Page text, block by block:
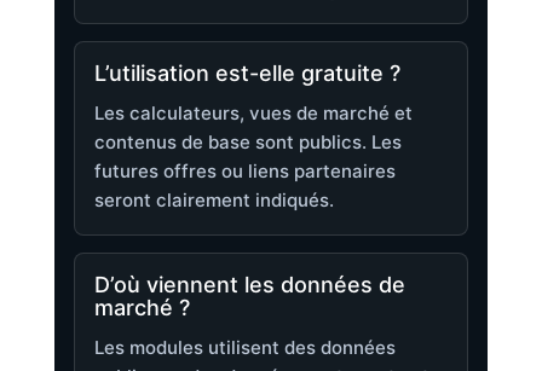
L’utilisation est-elle gratuite ?
Les calculateurs, vues de marché et
contenus de base sont publics. Les
futures offres ou liens partenaires
seront clairement indiqués.
D’où viennent les données de
marché ?
Les modules utilisent des données